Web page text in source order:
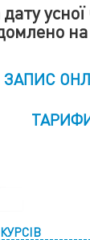
ЗАПИС